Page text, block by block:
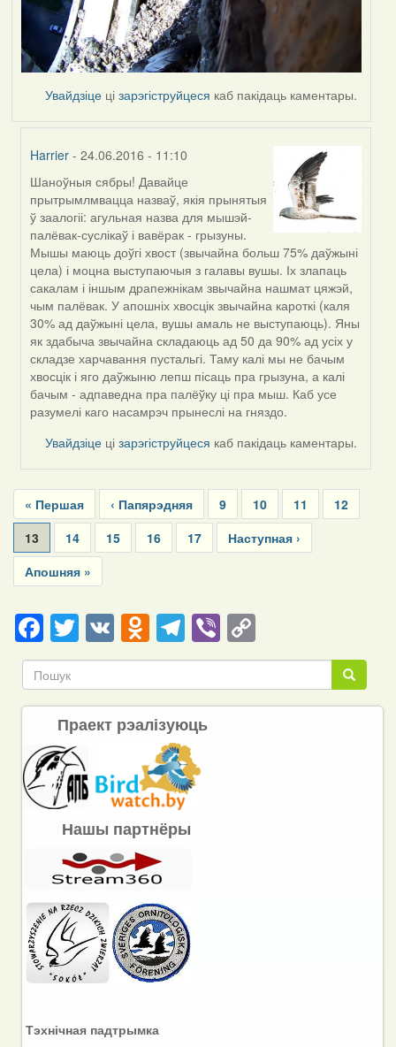
Увайдзіце цізарэгіструйцеся каб пакідаць каментары.
Harrier - 24.06.2016 - 11:10
In
reply
to
by
Ирина
Шаноўныя сябры! Давайце
прытрымлмвацца назваў, якія прынятыя
ў заалогіі: агульная назва для мышэй-
палёвак-суслікаў і вавёрак - грызуны.
Мышы маюць доўгі хвост (звычайна больш 75% даўжыні
цела) і моцна выступаючыя з галавы вушы. Іх злапаць
сакалам і іншым драпежнікам звычайна нашмат цяжэй,
чым палёвак. У апошніх хвосцік звычайна кароткі (каля
30% ад даўжыні цела, вушы амаль не выступаюць). Яны
як здабыча звычайна складаюць ад 50 да 90% ад усіх у
складзе харчавання пустальгі. Таму калі мы не бачым
хвосцік і яго даўжыню лепш пісаць пра грызуна, а калі
бачым - адпаведна пра палёўку ці пра мыш. Каб усе
разумелі каго насамрэч прынеслі на гняздо.
Увайдзіце цізарэгіструйцеся каб пакідаць каментары.
Pagination
First
page
« Першая
Previous
page
‹ Папярэдняя Page
9 Page
10 Page
11 Page
12
Current
page
13 Page
14 Page
15 Page
16 Page
17
Next
page
Наступная ›
Last
page
Апошняя »
Facebook
Twitter
VKOdnoklassniki
Telegram
ViberCopy
Link Пошук
Пошук
Праект рэалізуюць
Нашы партнёры
Тэхнічная падтрымка